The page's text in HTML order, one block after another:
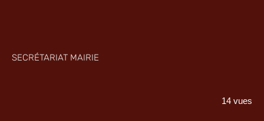
SECRÉTARIAT MAIRIE
14 vues